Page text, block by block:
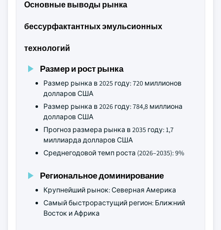
Основные выводы рынка
бессурфактантных эмульсионных
технологий
Размер и рост рынка
Размер рынка в 2025 году: 720 миллионов
долларов США
Размер рынка в 2026 году: 784,8 миллиона
долларов США
Прогноз размера рынка в 2035 году: 1,7
миллиарда долларов США
Среднегодовой темп роста (2026–2035): 9%
Региональное доминирование
Крупнейший рынок: Северная Америка
Самый быстрорастущий регион: Ближний
Восток и Африка